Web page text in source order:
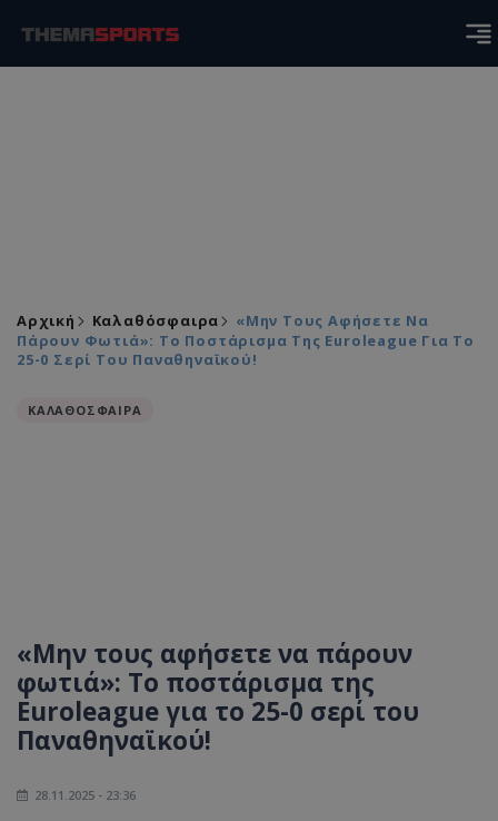
Αρχική Καλαθόσφαιρα
«Μην Τους Αφήσετε Να
Πάρουν Φωτιά»: Το Ποστάρισμα Της Euroleague Για Το
25-0 Σερί Του Παναθηναϊκού!
ΚΑΛΑΘΟΣΦΑΙΡΑ
«Μην τους αφήσετε να πάρουν
φωτιά»: Το ποστάρισμα της
Euroleague για το 25-0 σερί του
Παναθηναϊκού!
28.11.2025 - 23:36